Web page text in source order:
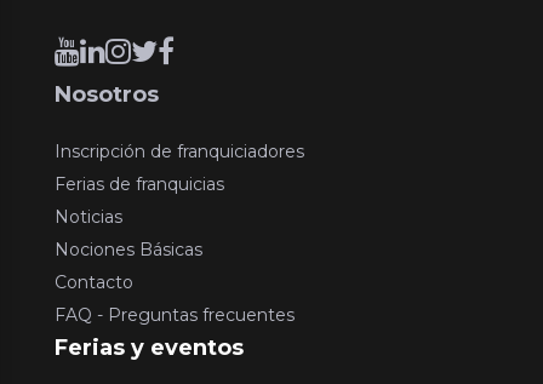
Nosotros
Inscripción de franquiciadores
Ferias de franquicias
Noticias
Nociones Básicas
Contacto
FAQ - Preguntas frecuentes
Ferias y eventos